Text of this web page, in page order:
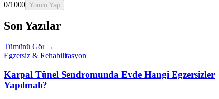
0/1000 Yorum Yap
Son Yazılar
Tümünü Gör →
Egzersiz & Rehabilitasyon
Karpal Tünel Sendromunda Evde Hangi Egzersizler
Yapılmalı?